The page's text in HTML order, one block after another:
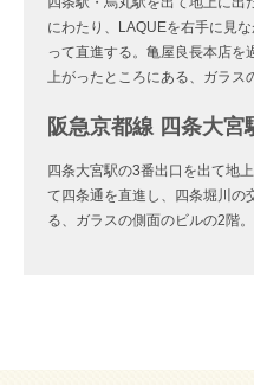
にわたり、LAQUEを右手に見
って直進する。亀屋良長本店を
上がったところにある、ガラス
阪急京都線 四条大宮
四条大宮駅の3番出口を出て地
て四条通を直進し、四条堀川の
る、ガラスの側面のビルの2階。